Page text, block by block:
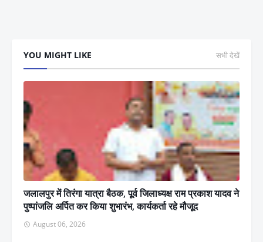
YOU MIGHT LIKE सभी देखें
जलालपुर में तिरंगा यात्रा बैठक, पूर्व जिलाध्यक्ष राम प्रकाश यादव ने
पुष्पांजलि अर्पित कर किया शुभारंभ, कार्यकर्ता रहे मौजूद
August 06, 2026